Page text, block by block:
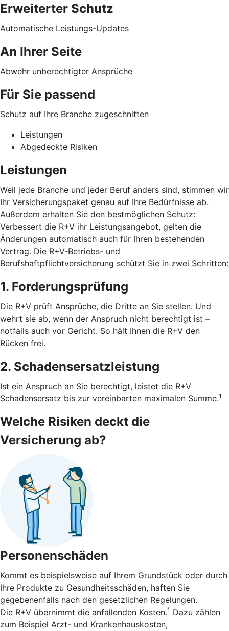
Erweiterter Schutz
Automatische Leistungs-Updates
An Ihrer Seite
Abwehr unberechtigter Ansprüche
Für Sie passend
Schutz auf Ihre Branche zugeschnitten
Leistungen
Abgedeckte Risiken
Leistungen
Weil jede Branche und jeder Beruf anders sind, stimmen wir
Ihr Versicherungspaket genau auf Ihre Bedürfnisse ab.
Außerdem erhalten Sie den bestmöglichen Schutz:
Verbessert die R+V ihr Leistungsangebot, gelten die
Änderungen automatisch auch für Ihren bestehenden
Vertrag. Die R+V-Betriebs- und
Berufshaftpflichtversicherung schützt Sie in zwei Schritten:
1. Forderungsprüfung
Die R+V prüft Ansprüche, die Dritte an Sie stellen. Und
wehrt sie ab, wenn der Anspruch nicht berechtigt ist –
notfalls auch vor Gericht. So hält Ihnen die R+V den
Rücken frei.
2. Schadensersatzleistung
Ist ein Anspruch an Sie berechtigt, leistet die R+V
Schadensersatz bis zur vereinbarten maximalen Summe.1
Welche Risiken deckt die
Versicherung ab?
Personenschäden
Kommt es beispielsweise auf Ihrem Grundstück oder durch
Ihre Produkte zu Gesundheitsschäden, haften Sie
gegebenenfalls nach den gesetzlichen Regelungen.
Die R+V übernimmt die anfallenden Kosten.1 Dazu zählen
zum Beispiel Arzt- und Krankenhauskosten,